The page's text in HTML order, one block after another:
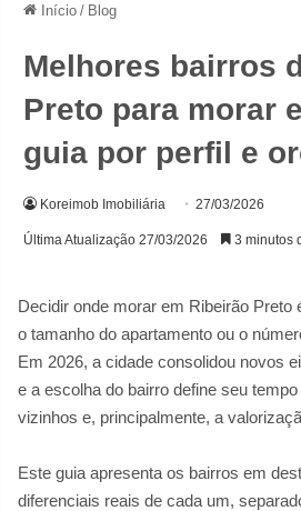
Início / Blog
Melhores bairros
Preto para morar
guia por perfil e
Koreimob Imobiliária 27/03/2026
Última Atualização 27/03/2026 3 minutos
Decidir onde morar em Ribeirão Preto
o tamanho do apartamento ou o
Em 2026, a cidade consolidou novos
e a escolha do bairro define seu
vizinhos e, principalmente, a
Este guia apresenta os bairros em
diferenciais reais de cada um,